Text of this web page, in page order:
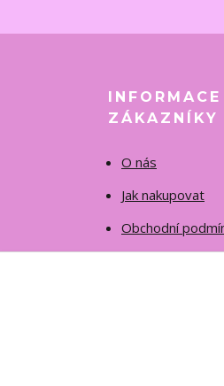
INFORMACE
ZÁKAZNÍKY
O nás
Jak nakupovat
Obchodní